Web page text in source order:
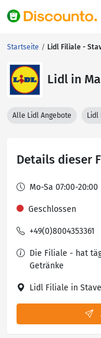
Startseite Lidl Filiale -
Lidl in
Alle Lidl Angebote Lidl
Details dieser
Mo-Sa 07:00-20:00
Geschlossen
+49(0)8004353361
Die Filiale - hat
Getränke
Lidl Filiale in